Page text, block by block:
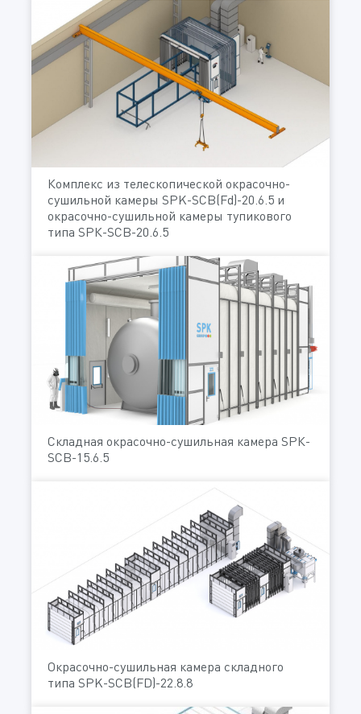
Комплекс из телескопической окрасочно-
сушильной камеры SPK-SCB(Fd)-20.6.5 и
окрасочно-сушильной камеры тупикового
типа SРК-SCB-20.6.5
Складная окрасочно-сушильная камера SРК-
SCB-15.6.5
Окрасочно-сушильная камера складного
типа SPK-SCB(FD)-22.8.8